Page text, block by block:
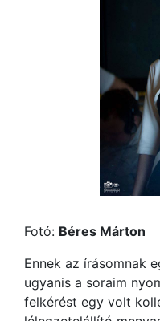
Fotó: Béres Márton
Ennek az írásomnak
ugyanis a soraim
felkérést egy volt